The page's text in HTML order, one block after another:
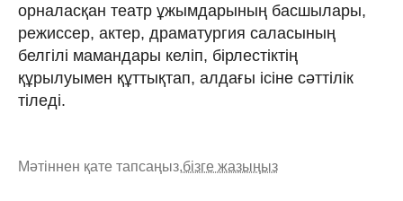
орналасқан театр ұжымдарының басшылары,
режиссер, актер, драматургия саласының
белгілі мамандары келіп, бірлестіктің
құрылуымен құттықтап, алдағы ісіне сәттілік
тіледі.
Мәтіннен қате тапсаңыз,бізге жазыңыз